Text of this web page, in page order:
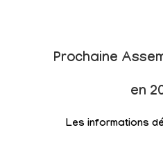
Prochaine
en
Les informations